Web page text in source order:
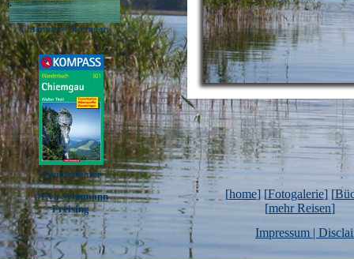
Chiemsee-Chiemgau
Wanderführer
©Eva Schumann
Freising
[home] [Fotogalerie] [
[mehr Reisen]
Impressum |